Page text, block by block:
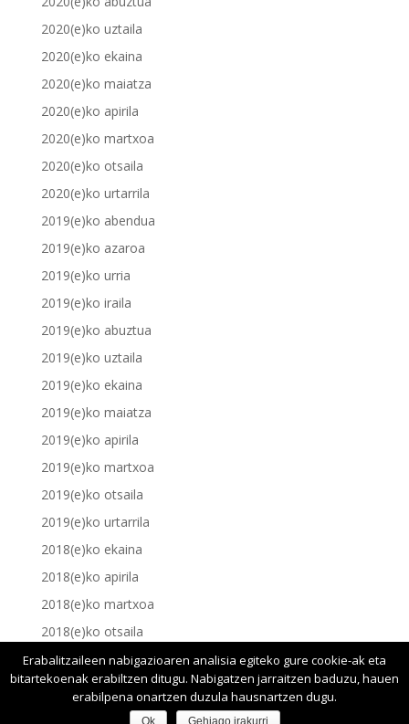
2020(e)ko uztaila
2020(e)ko ekaina
2020(e)ko maiatza
2020(e)ko apirila
2020(e)ko martxoa
2020(e)ko otsaila
2020(e)ko urtarrila
2019(e)ko abendua
2019(e)ko azaroa
2019(e)ko urria
2019(e)ko iraila
2019(e)ko abuztua
2019(e)ko uztaila
2019(e)ko ekaina
2019(e)ko maiatza
2019(e)ko apirila
2019(e)ko martxoa
2019(e)ko otsaila
2019(e)ko urtarrila
2018(e)ko ekaina
2018(e)ko apirila
2018(e)ko martxoa
2018(e)ko otsaila
2018(e)ko urtarrila
Erabalitzaileen nabigazioaren analisia egiteko gure cookie-ak eta
bitartekoenak erabiltzen ditugu. Nabigatzen jarraitzen baduzu, hauen
erabilpena onartzen duzula hausnartzen dugu.
Ok Gehiago irakurri